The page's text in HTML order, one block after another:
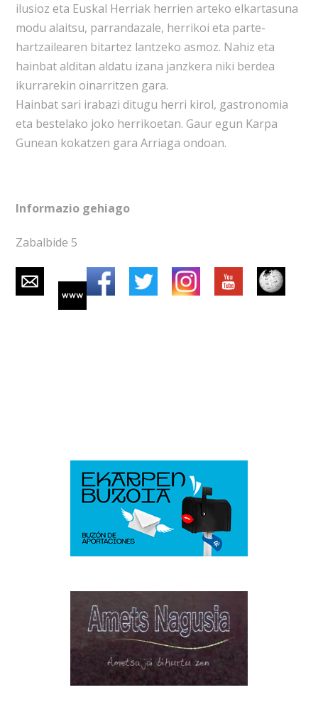
ilusioz eta Euskal Herriak herrien arteko elkartasuna
modu alaitsu, parrandazale, herrikoi eta parte-
hartzailearen bitartez lantzeko asmoz. Nahiz eta
hainbat alditan aldatu izana janzkera niki berdea
ikurrarekin oinarritzen gara.
Hainbat sari irabazi ditugu herri kirol, gastronomia
eta bestelako joko herrikoetan. Gaur egun Karpa
Gunean kokatzen gara Arriaga ondoan.
Informazio gehiago
Zabalbide 5